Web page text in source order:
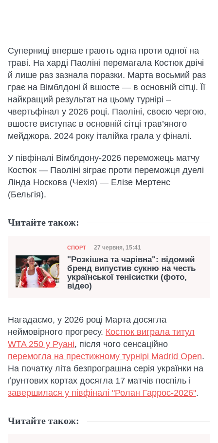
Суперниці вперше грають одна проти одної на
траві. На харді Паоліні перемагала Костюк двічі
й лише раз зазнала поразки. Марта восьмий раз
грає на Вімблдоні й вшосте — в основній сітці. Її
найкращий результат на цьому турнірі –
чвертьфінал у 2026 році. Паоліні, своєю чергою,
вшосте виступає в основній сітці трав’яного
мейджора. 2024 року італійка грала у фіналі.
У півфіналі Вімблдону-2026 переможець матчу
Костюк — Паоліні зіграє проти переможця дуелі
Лінда Носкова (Чехія) — Елізе Мертенс
(Бельгія).
Читайте також:
Категорія
СПОРТ Дата публікації
27 червня, 15:41
"Розкішна та чарівна": відомий
бренд випустив сукню на честь
української тенісистки (фото,
відео)
Нагадаємо, у 2026 році Марта досягла
неймовірного прогресу. Костюк виграла титул
WTA 250 у Руані, після чого сенсаційно
перемогла на престижному турнірі Madrid Open.
На початку літа безпрограшна серія українки на
ґрунтових кортах досягла 17 матчів поспіль і
завершилася у півфіналі "Ролан Гаррос-2026".
Читайте також: